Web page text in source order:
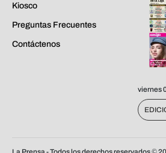
Kiosco
Preguntas Frecuentes
Contáctenos
viernes